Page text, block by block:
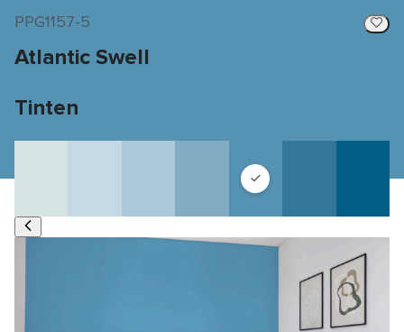
PPG1157-5
Atlantic Swell
Tinten